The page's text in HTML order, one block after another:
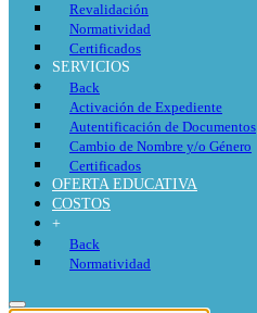
Revalidación
Normatividad
Certificados
SERVICIOS
Back
Activación de Expediente
Autentificación de Documentos
Cambio de Nombre y/o Género
Certificados
OFERTA EDUCATIVA
COSTOS
+
Back
Normatividad